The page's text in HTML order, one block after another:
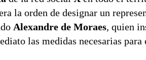
la orden de designar un
Alexandre de Moraes, quien
las medidas necesarias para